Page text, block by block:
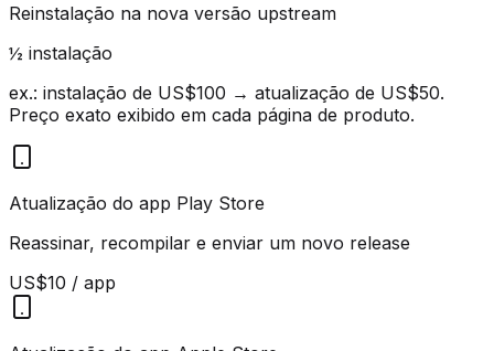
Reinstalação na nova versão upstream
½ instalação
ex.: instalação de US$100 → atualização de US$50.
Preço exato exibido em cada página de produto.
Atualização do app Play Store
Reassinar, recompilar e enviar um novo release
US$10 / app